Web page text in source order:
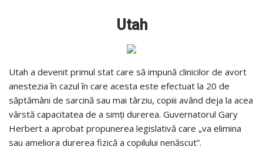
Utah
Utah a devenit primul stat care să impună clinicilor de avort
anestezia în cazul în care acesta este efectuat la 20 de
săptămâni de sarcină sau mai târziu, copiii având deja la acea
vârstă capacitatea de a simți durerea. Guvernatorul Gary
Herbert a aprobat propunerea legislativă care „va elimina
sau ameliora durerea fizică a copilului nenăscut”.